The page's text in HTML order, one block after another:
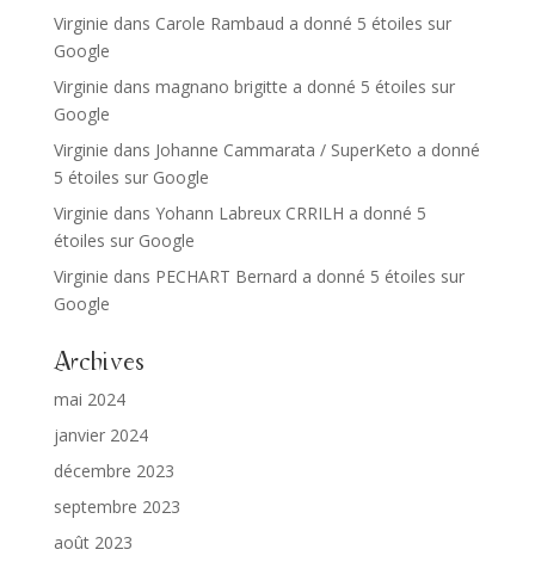
Virginie dans Carole Rambaud a donné 5 étoiles sur
Google
Virginie dans magnano brigitte a donné 5 étoiles sur
Google
Virginie dans Johanne Cammarata / SuperKeto a donné
5 étoiles sur Google
Virginie dans Yohann Labreux CRRILH a donné 5
étoiles sur Google
Virginie dans PECHART Bernard a donné 5 étoiles sur
Google
Archives
mai 2024
janvier 2024
décembre 2023
septembre 2023
août 2023